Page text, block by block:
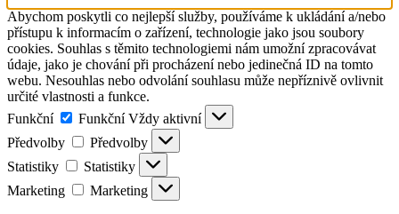
Abychom poskytli co nejlepší služby, používáme k ukládání a/nebo
přístupu k informacím o zařízení, technologie jako jsou soubory
cookies. Souhlas s těmito technologiemi nám umožní zpracovávat
údaje, jako je chování při procházení nebo jedinečná ID na tomto
webu. Nesouhlas nebo odvolání souhlasu může nepříznivě ovlivnit
určité vlastnosti a funkce.
Funkční
Funkční Vždy aktivní
Předvolby
Předvolby
Statistiky
Statistiky
Marketing
Marketing